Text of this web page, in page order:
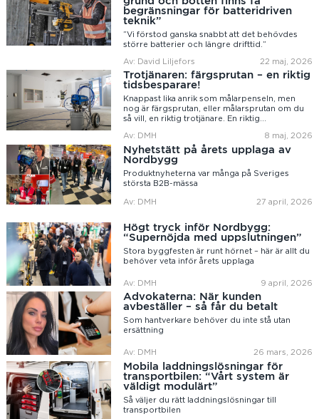
begränsningar för batteridriven
teknik”
”Vi förstod ganska snabbt att det behövdes
större batterier och längre drifttid.”
Av: David Liljefors 22 maj, 2026
Trotjänaren: färgsprutan – en riktig
tidsbesparare!
Knappast lika anrik som målarpenseln, men
nog är färgsprutan, eller målarsprutan om du
så vill, en riktig trotjänare. En riktig...
Av: DMH 8 maj, 2026
Nyhetstätt på årets upplaga av
Nordbygg
Produktnyheterna var många på Sveriges
största B2B-mässa
Av: DMH 27 april, 2026
Högt tryck inför Nordbygg:
“Supernöjda med uppslutningen”
Stora byggfesten är runt hörnet – här är allt du
behöver veta inför årets upplaga
Av: DMH 9 april, 2026
Advokaterna: När kunden
avbeställer – så får du betalt
Som hantverkare behöver du inte stå utan
ersättning
Av: DMH 26 mars, 2026
Mobila laddningslösningar för
transportbilen: “Vårt system är
väldigt modulärt”
Så väljer du rätt laddningslösningar till
transportbilen